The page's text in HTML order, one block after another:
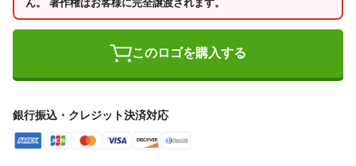
このロゴを購入する
銀行振込・クレジット決済対応